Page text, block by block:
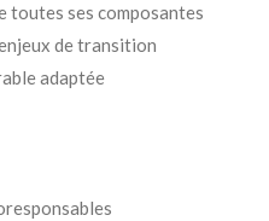
toutes ses composantes
de transition
adaptée